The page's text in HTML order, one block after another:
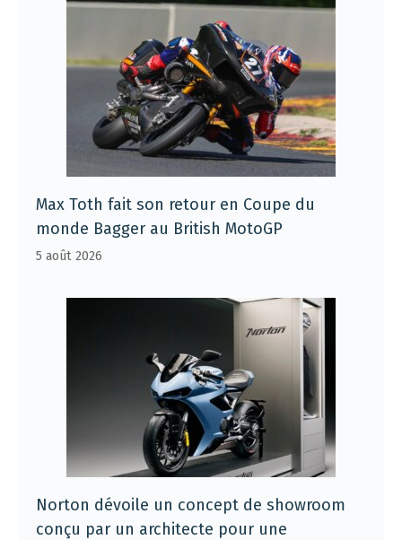
Max Toth fait son retour en Coupe du
monde Bagger au British MotoGP
5 août 2026
Norton dévoile un concept de showroom
conçu par un architecte pour une